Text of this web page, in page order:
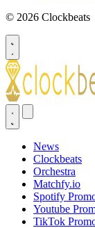
© 2026 Clockbeats
News
Clockbeats
Orchestra
Matchfy.io
Spotify
Youtube
TikTok